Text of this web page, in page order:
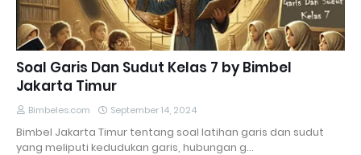
Soal Garis Dan Sudut Kelas 7 by Bimbel
Jakarta Timur
Bimbeles.com September 14, 2024
Bimbel Jakarta Timur tentang soal latihan garis dan sudut
yang meliputi kedudukan garis, hubungan g…